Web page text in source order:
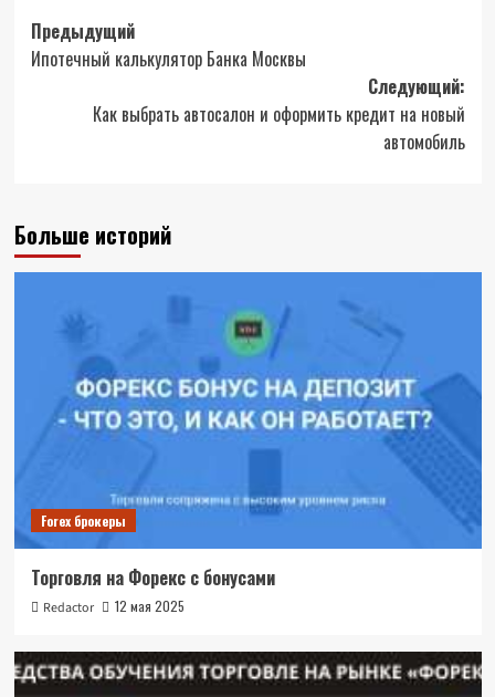
Навигация
записи
Предыдущий
Ипотечный калькулятор Банка Москвы
Следующий:
Как выбрать автосалон и оформить кредит на новый
автомобиль
Больше историй
Forex брокеры
Торговля на Форекс с бонусами
Redactor 12 мая 2025